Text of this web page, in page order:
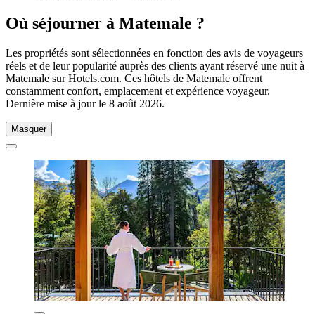
Où séjourner à Matemale ?
Les propriétés sont sélectionnées en fonction des avis de voyageurs
réels et de leur popularité auprès des clients ayant réservé une nuit à
Matemale sur Hotels.com. Ces hôtels de Matemale offrent
constamment confort, emplacement et expérience voyageur.
Dernière mise à jour le 8 août 2026.
Masquer